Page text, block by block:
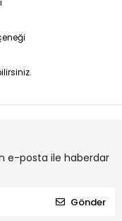
e-posta ile haberdar
Gönder